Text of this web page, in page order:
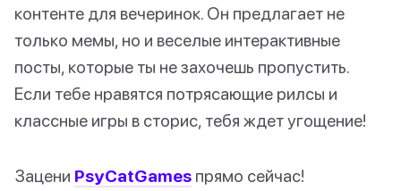
контенте для вечеринок. Он предлагает не
только мемы, но и веселые интерактивные
посты, которые ты не захочешь пропустить.
Если тебе нравятся потрясающие рилсы и
классные игры в сторис, тебя ждет угощение!
Зацени PsyCatGames прямо сейчас!